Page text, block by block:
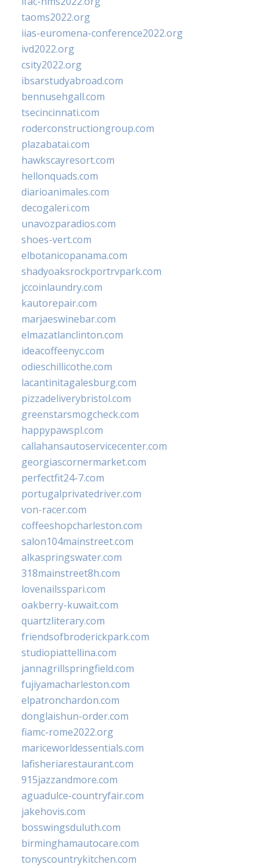
taoms2022.org
iias-euromena-conference2022.org
ivd2022.org
csity2022.org
ibsarstudyabroad.com
bennusehgall.com
tsecincinnati.com
roderconstructiongroup.com
plazabatai.com
hawkscayresort.com
hellonquads.com
diarioanimales.com
decogaleri.com
unavozparadios.com
shoes-vert.com
elbotanicopanama.com
shadyoaksrockportrvpark.com
jccoinlaundry.com
kautorepair.com
marjaeswinebar.com
elmazatlanclinton.com
ideacoffeenyc.com
odieschillicothe.com
lacantinitagalesburg.com
pizzadeliverybristol.com
greenstarsmogcheck.com
happypawspl.com
callahansautoservicecenter.com
georgiascornermarket.com
perfectfit24-7.com
portugalprivatedriver.com
von-racer.com
coffeeshopcharleston.com
salon104mainstreet.com
alkaspringswater.com
318mainstreet8h.com
lovenailsspari.com
oakberry-kuwait.com
quartzliterary.com
friendsofbroderickpark.com
studiopiattellina.com
jannagrillspringfield.com
fujiyamacharleston.com
elpatronchardon.com
donglaishun-order.com
fiamc-rome2022.org
mariceworldessentials.com
lafisheriarestaurant.com
915jazzandmore.com
aguadulce-countryfair.com
jakehovis.com
bosswingsduluth.com
birminghamautocare.com
tonyscountrykitchen.com